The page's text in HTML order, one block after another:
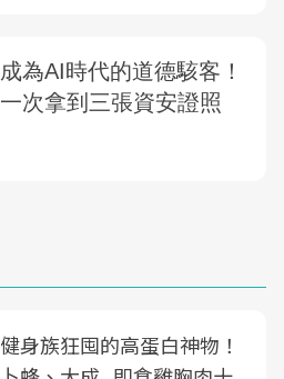
健身族狂囤的高蛋白神物！